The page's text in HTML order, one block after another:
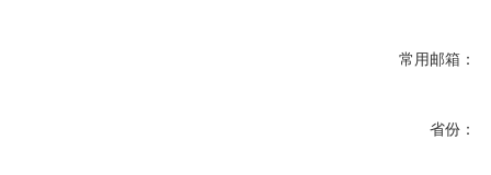
常用邮箱：
省份：